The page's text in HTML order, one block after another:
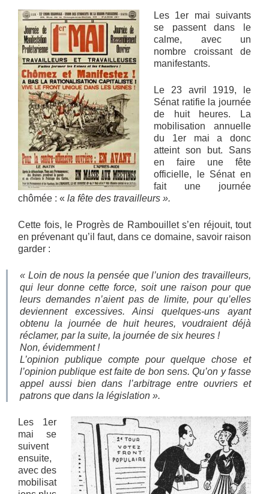
Les 1er mai suivants
se passent dans le
calme, avec un
nombre croissant de
manifestants.
Le 23 avril 1919, le
Sénat ratifie la journée
de huit heures. La
mobilisation annuelle
du 1er mai a donc
atteint son but. Sans
en faire une fête
officielle, le Sénat en
fait une journée
chômée : « la fête des travailleurs ».
Cette fois, le Progrès de Rambouillet s’en réjouit, tout
en prévenant qu’il faut, dans ce domaine, savoir raison
garder :
« Loin de nous la pensée que l’union des travailleurs,
qui leur donne cette force, soit une raison pour que
leurs demandes n’aient pas de limite, pour qu’elles
deviennent excessives. Ainsi quelques-uns ayant
obtenu la journée de huit heures, voudraient déjà
réclamer, par la suite, la journée de six heures !
Non, évidemment !
L’opinion publique compte pour quelque chose et
l’opinion publique est faite de bon sens. Qu’on y fasse
appel aussi bien dans l’arbitrage entre ouvriers et
patrons que dans la législation ».
Les 1er
mai se
suivent
ensuite,
avec des
mobilisat